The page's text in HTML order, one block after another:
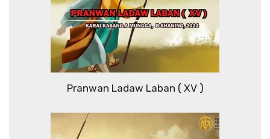
Pranwan Ladaw Laban ( XV )